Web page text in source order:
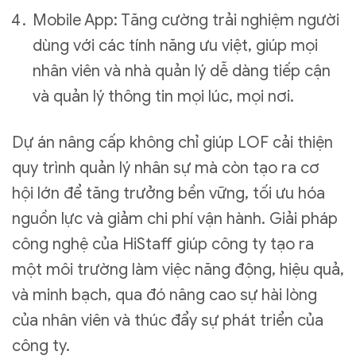
Mobile App: Tăng cường trải nghiệm người
dùng với các tính năng ưu việt, giúp mọi
nhân viên và nhà quản lý dễ dàng tiếp cận
và quản lý thông tin mọi lúc, mọi nơi.
Dự án nâng cấp không chỉ giúp LOF cải thiện
quy trình quản lý nhân sự mà còn tạo ra cơ
hội lớn để tăng trưởng bền vững, tối ưu hóa
nguồn lực và giảm chi phí vận hành. Giải pháp
công nghệ của HiStaff giúp công ty tạo ra
một môi trường làm việc năng động, hiệu quả,
và minh bạch, qua đó nâng cao sự hài lòng
của nhân viên và thúc đẩy sự phát triển của
công ty.